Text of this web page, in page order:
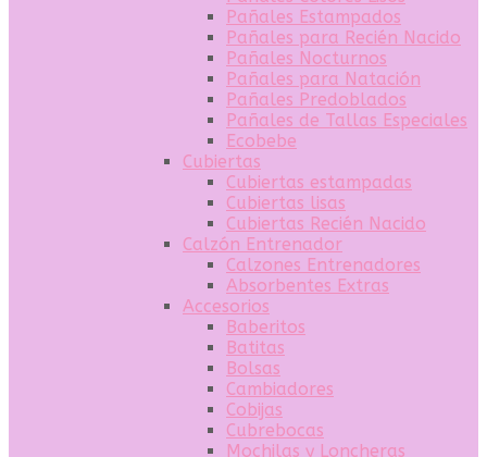
Pañales Estampados
Pañales para Recién Nacido
Pañales Nocturnos
Pañales para Natación
Pañales Predoblados
Pañales de Tallas Especiales
Ecobebe
Cubiertas
Cubiertas estampadas
Cubiertas lisas
Cubiertas Recién Nacido
Calzón Entrenador
Calzones Entrenadores
Absorbentes Extras
Accesorios
Baberitos
Batitas
Bolsas
Cambiadores
Cobijas
Cubrebocas
Mochilas y Loncheras